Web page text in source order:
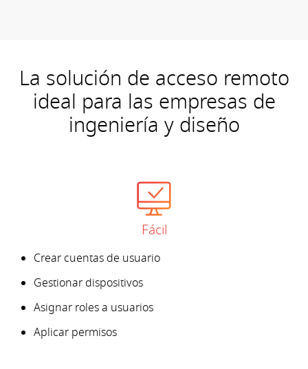
La solución de acceso remoto
ideal para las empresas de
ingeniería y diseño
Fácil
Crear cuentas de usuario
Gestionar dispositivos
Asignar roles a usuarios
Aplicar permisos